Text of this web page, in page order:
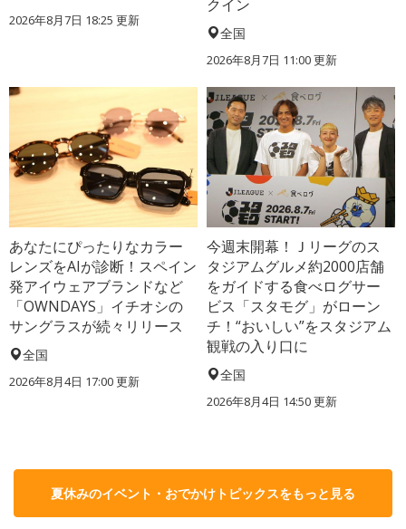
2026年8月7日 18:25 更新
クイン
全国
2026年8月7日 11:00更新
あなたにぴったりなカラー
レンズをAIが診断！スペイン
発アイウェアブランドなど
「OWNDAYS」イチオシの
サングラスが続々リリース
全国
2026年8月4日 17:00更新
今週末開幕！Ｊリーグのス
タジアムグルメ約2000店舗
をガイドする食べログサー
ビス「スタモグ」がローン
チ！“おいしい”をスタジアム
観戦の入り口に
全国
2026年8月4日 14:50更新
夏休みのイベント・おでかけトピックスをもっと見る